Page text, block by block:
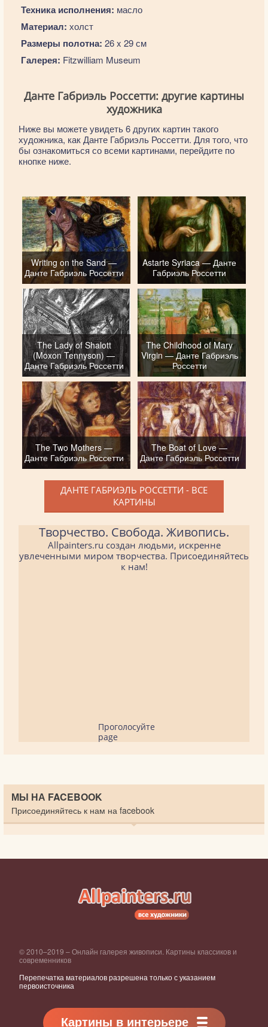
Техника исполнения: масло
Материал: холст
Размеры полотна: 26 x 29 см
Галерея: Fitzwilliam Museum
Данте Габриэль Россетти: другие картины
художника
Ниже вы можете увидеть 6 других картин такого
художника, как Данте Габриэль Россетти. Для того, что
бы ознакомиться со всеми картинами, перейдите по
кнопке ниже.
Writing on the Sand —
Данте Габриэль Россетти
Astarte Syriaca — Данте
Габриэль Россетти
The Lady of Shalott
(Moxon Tennyson) —
Данте Габриэль Россетти
The Childhood of Mary
Virgin — Данте Габриэль
Россетти
The Two Mothers —
Данте Габриэль Россетти
The Boat of Love —
Данте Габриэль Россетти
ДАНТЕ ГАБРИЭЛЬ РОССЕТТИ - ВСЕ
КАРТИНЫ
Творчество. Свобода. Живопись.
Allpainters.ru создан людьми, искренне
увлеченными миром творчества. Присоединяйтесь
к нам!
Проголосуйте
page
МЫ НА FACEBOOK
Присоединяйтесь к нам на facebook
© 2010–2019 – Онлайн галерея живописи. Картины классиков и
современников
Перепечатка материалов разрешена только с указанием
первоисточника
Картины в интерьере